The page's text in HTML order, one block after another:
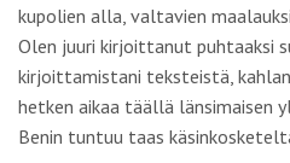
kupolien alla, valtavien
Olen juuri kirjoittanut puhtaaksi
kirjoittamistani teksteistä,
hetken aikaa täällä länsimaisen
Benin tuntuu taas